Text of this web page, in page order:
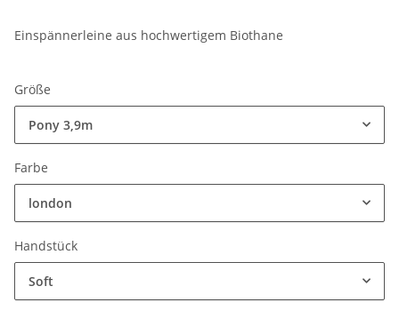
Einspännerleine aus hochwertigem Biothane
Größe
Pony 3,9m
Farbe
london
Handstück
Soft